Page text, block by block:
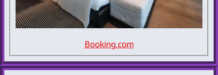
DUPARC
Contemporary
Suites
Booking.com